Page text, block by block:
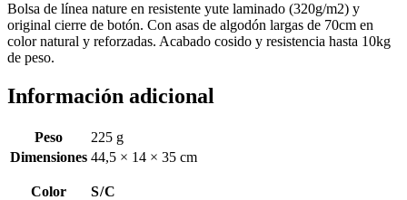
Bolsa de línea nature en resistente yute laminado (320g/m2) y
original cierre de botón. Con asas de algodón largas de 70cm en
color natural y reforzadas. Acabado cosido y resistencia hasta 10kg
de peso.
Información adicional
Peso
225 g
Dimensiones 44,5 × 14 × 35 cm
Color S/C